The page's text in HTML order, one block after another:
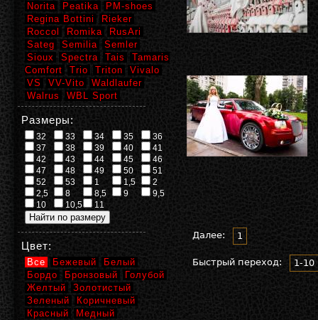
Далее: 1
Быстрый переход: 1-10
Norita
Peatika
PM-shoes
Regina Bottini
Rieker
Roccol
Romika
RusAri
Sateg
Semilia
Semler
Sioux
Spectra Tais
Tamaris
Comfort
Trio Triton
Vivalo
VS
VV-Vito
Waldlaufer
Walrus
WBL Sport
Размеры:
32 33 34 35
36
37
38 39 40
41
42
43 44 45
46
47
48 49 50
51
52
53 1 1,5
2
2,5
8 8,5 9
9,5
10
10,5 11
Цвет:
Все Бежевый
Белый
Бордо
Бронзовый
Голубой
Желтый
Золотистый
Зеленый
Коричневый
Красный
Медный